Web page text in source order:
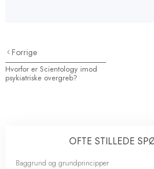
Forrige
Hvorfor er Scientology imod
psykiatriske overgreb?
OFTE STILLEDE
Baggrund og grundprincipper